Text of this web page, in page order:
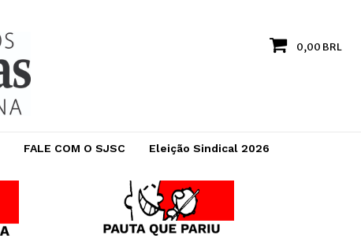
0,00 BRL
FALE COM O SJSC Eleição Sindical 2026